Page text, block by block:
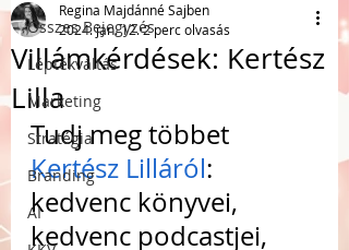
Összes Bejegyzés
Léptékváltás
Marketing
Stratégia
Branding
AI
Villámkérdések: Kertész
Lilla
Regina Majdánné Sajben
2024. jan. 12.2 perc olvasás
Tudj meg többet
Kertész Lilláról:
kedvenc könyvei,
kedvenc podcastjei,